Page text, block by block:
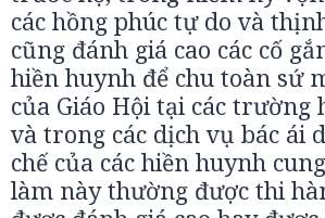
các hồng phúc tự do và
cũng đánh giá cao các cố
hiền huynh để chu toàn sứ
của Giáo Hội tại các trường
và trong các dịch vụ bác ái
chế của các hiền huynh
làm này thường được thi